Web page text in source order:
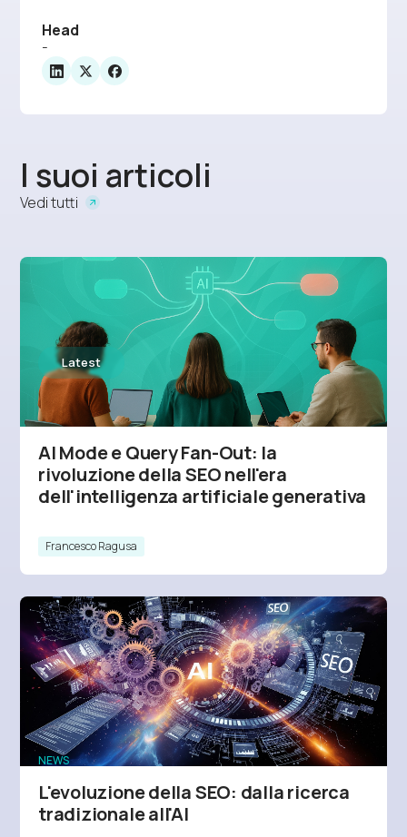
Head
-
I suoi articoli
Vedi tutti
SEO
AI Mode e Query Fan-Out: la
rivoluzione della SEO nell'era
dell'intelligenza artificiale generativa
Francesco Ragusa
NEWS
L'evoluzione della SEO: dalla ricerca
tradizionale all'AI